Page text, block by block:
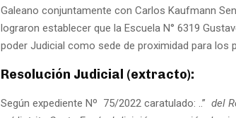
Galeano conjuntamente con Carlos Kaufmann
lograron establecer que la Escuela N° 6319
poder Judicial como sede de proximidad para
Resolución Judicial (extracto):
Según expediente Nº 75/2022 caratulado: ..” del